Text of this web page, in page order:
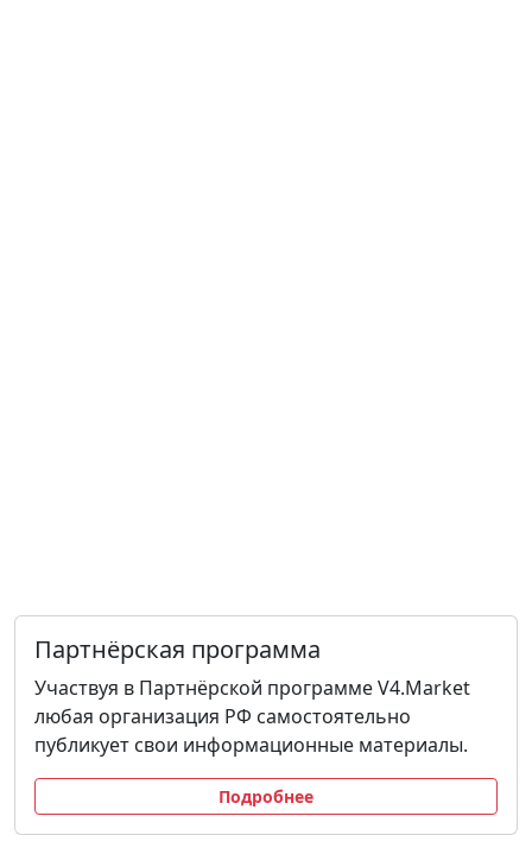
Партнёрская программа
Участвуя в Партнёрской программе V4.Market
любая организация РФ самостоятельно
публикует свои информационные материалы.
Подробнее